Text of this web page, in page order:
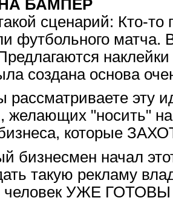
БАМПЕР
сценарий: Кто-то
футбольного матча.
создана основа
рассматриваете эту
желающих "носить"
которые
бизнесмен начал
такую рекламу
человек УЖЕ ГОТОВЫ